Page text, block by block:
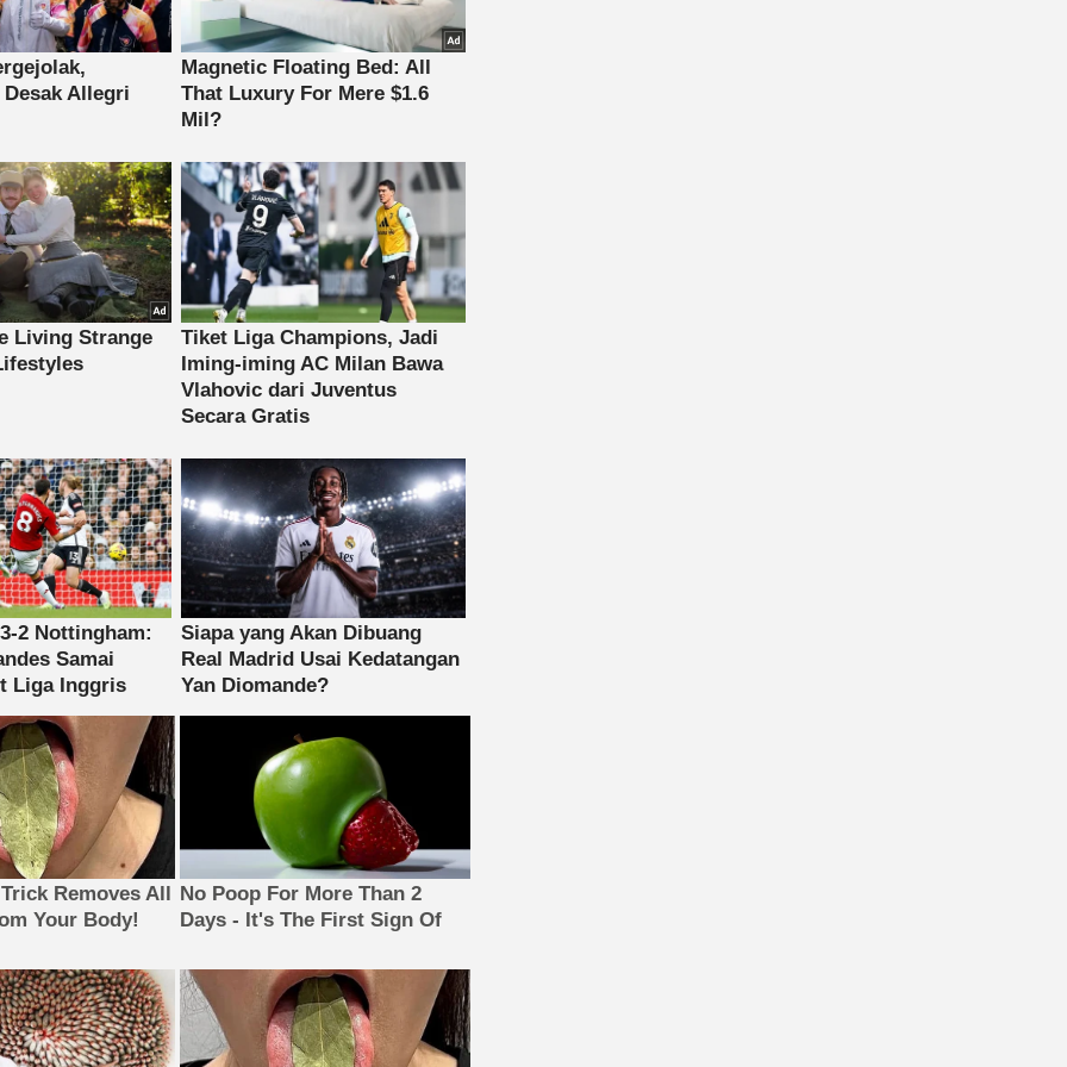
Removes All
Your Body!
No Poop For More Than 2
Days - It's The First Sign Of